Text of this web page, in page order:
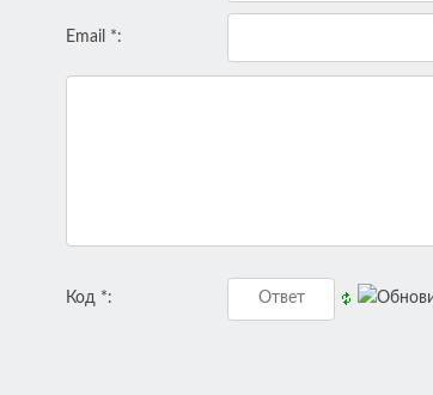
Email *:
Код *: